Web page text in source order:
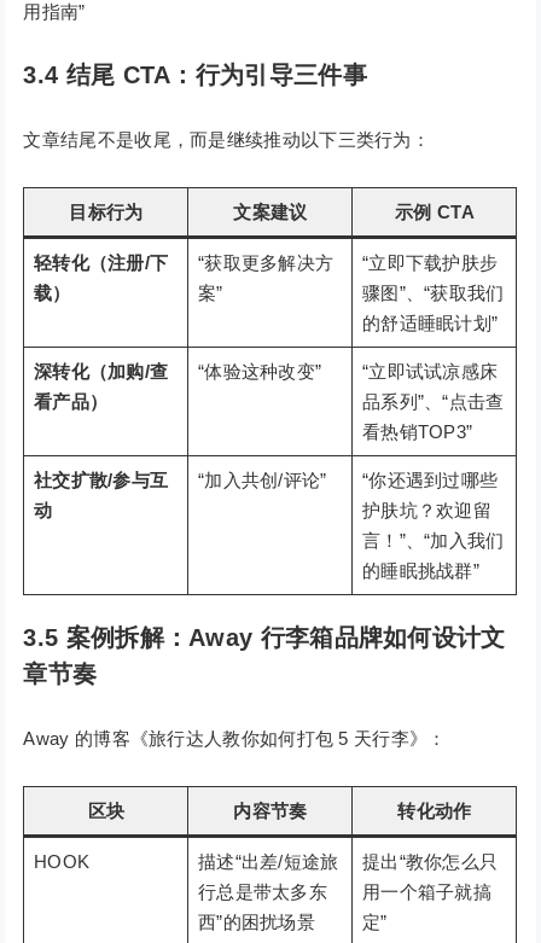
用指南”
3.4 结尾 CTA：行为引导三件事
文章结尾不是收尾，而是继续推动以下三类行为：
目标行为 文案建议 示例 CTA
轻转化（注册/下
载）
“获取更多解决方
案”
“立即下载护肤步
骤图”、“获取我们
的舒适睡眠计划”
深转化（加购/查
看产品）
“体验这种改变”
“立即试试凉感床
品系列”、“点击查
看热销TOP3”
社交扩散/参与互
动
“加入共创/评论”
“你还遇到过哪些
护肤坑？欢迎留
言！”、“加入我们
的睡眠挑战群”
3.5 案例拆解：Away 行李箱品牌如何设计文
章节奏
Away 的博客《旅行达人教你如何打包 5 天行李》：
区块 内容节奏 转化动作
HOOK
描述“出差/短途旅
行总是带太多东
西”的困扰场景
提出“教你怎么只
用一个箱子就搞
定”